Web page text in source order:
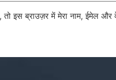
तो इस ब्राउज़र में मेरा नाम, ईमेल